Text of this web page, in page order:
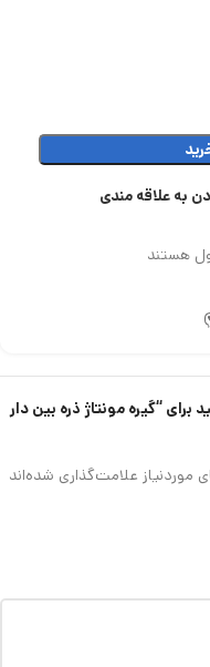
به علاقه مندی
هستند
برای “گیره مونتاژ ذره بین دار
علامت‌گذاری شده‌اند